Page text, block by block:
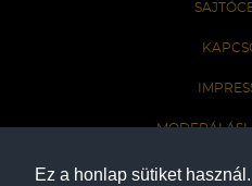
Ez a honlap sütiket
MODERÁLÁSI
HONLAP